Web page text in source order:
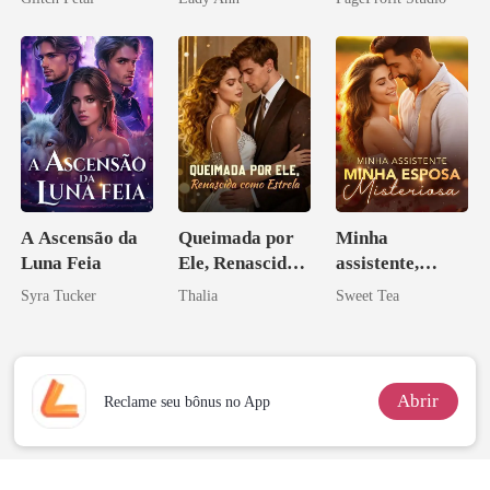
Lanternas Para
Ela
da Híbrida
A Ascensão da
Luna Feia
Syra Tucker
Queimada por
Ele, Renascida
como Estrela
Thalia
Minha
assistente,
minha esposa
Sweet Tea
Reclame seu bônus no App Abrir